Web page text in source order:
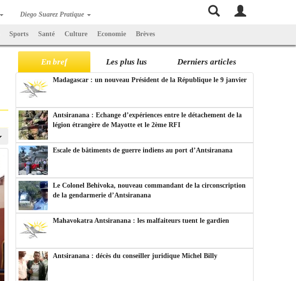
Diego Suarez Pratique
Sports Santé Culture Economie Brèves
En bref Les plus lus Derniers articles
Madagascar : un nouveau Président de la République le 9 janvier
Antsiranana : Echange d’expériences entre le détachement de la
légion étrangère de Mayotte et le 2ème RFI
Escale de bâtiments de guerre indiens au port d’Antsiranana
Le Colonel Behivoka, nouveau commandant de la circonscription
de la gendarmerie d’Antsiranana
Mahavokatra Antsiranana : les malfaiteurs tuent le gardien
Antsiranana : décès du conseiller juridique Michel Billy